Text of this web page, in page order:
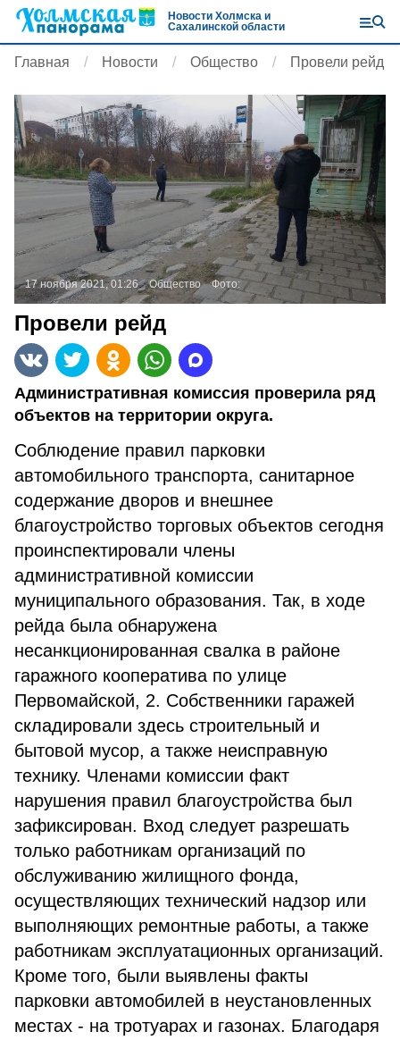
Новости Холмска и
Сахалинской области
Главная Новости Общество Провели рейд
17 ноября 2021, 01:26 Общество Фото:
Провели рейд
Административная комиссия проверила ряд
объектов на территории округа.
Соблюдение правил парковки
автомобильного транспорта, санитарное
содержание дворов и внешнее
благоустройство торговых объектов сегодня
проинспектировали члены
административной комиссии
муниципального образования. Так, в ходе
рейда была обнаружена
несанкционированная свалка в районе
гаражного кооператива по улице
Первомайской, 2. Собственники гаражей
складировали здесь строительный и
бытовой мусор, а также неисправную
технику. Членами комиссии факт
нарушения правил благоустройства был
зафиксирован. Вход следует разрешать
только работникам организаций по
обслуживанию жилищного фонда,
осуществляющих технический надзор или
выполняющих ремонтные работы, а также
работникам эксплуатационных организаций.
Кроме того, были выявлены факты
парковки автомобилей в неустановленных
местах - на тротуарах и газонах. Благодаря